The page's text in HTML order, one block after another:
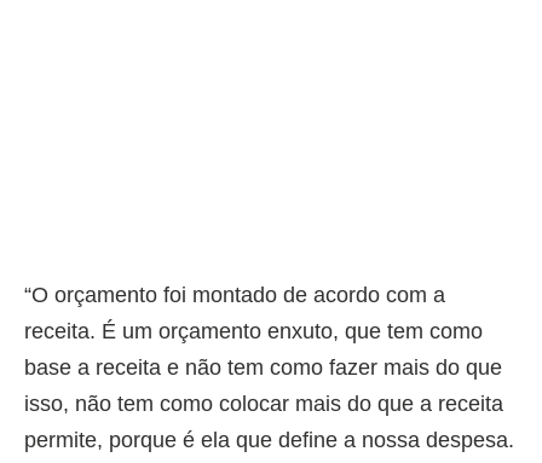
“O orçamento foi montado de acordo com a
receita. É um orçamento enxuto, que tem como
base a receita e não tem como fazer mais do que
isso, não tem como colocar mais do que a receita
permite, porque é ela que define a nossa despesa.